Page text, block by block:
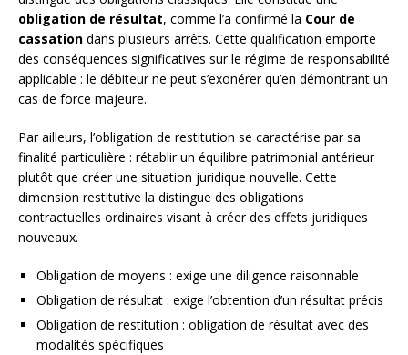
obligation de résultat, comme l’a confirmé la Cour de
cassation dans plusieurs arrêts. Cette qualification emporte
des conséquences significatives sur le régime de responsabilité
applicable : le débiteur ne peut s’exonérer qu’en démontrant un
cas de force majeure.
Par ailleurs, l’obligation de restitution se caractérise par sa
finalité particulière : rétablir un équilibre patrimonial antérieur
plutôt que créer une situation juridique nouvelle. Cette
dimension restitutive la distingue des obligations
contractuelles ordinaires visant à créer des effets juridiques
nouveaux.
Obligation de moyens : exige une diligence raisonnable
Obligation de résultat : exige l’obtention d’un résultat précis
Obligation de restitution : obligation de résultat avec des
modalités spécifiques